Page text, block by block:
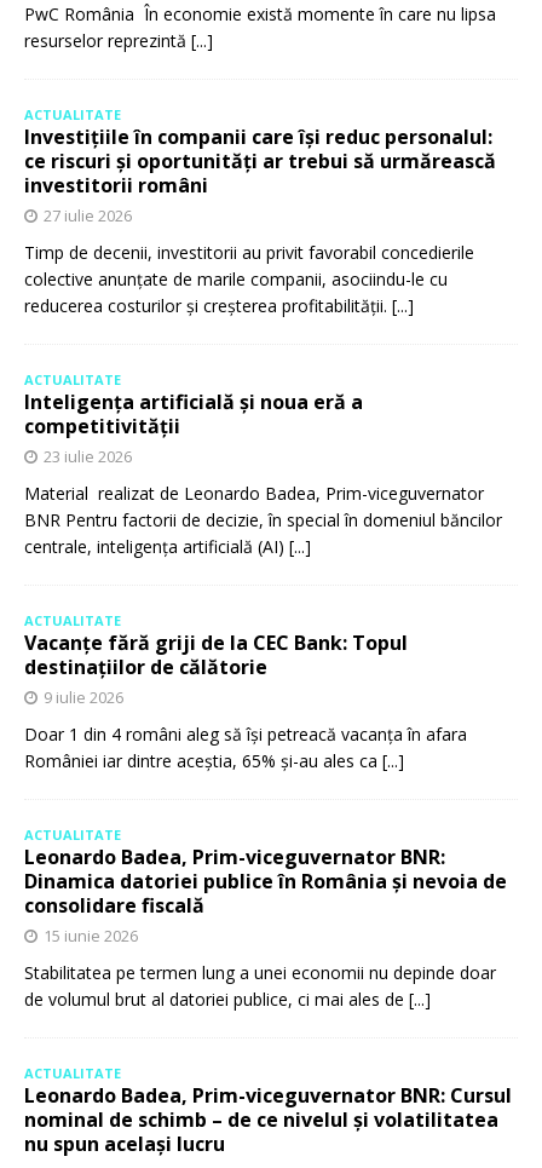
PwC România În economie există momente în care nu lipsa
resurselor reprezintă [...]
ACTUALITATE
Investițiile în companii care își reduc personalul:
ce riscuri și oportunități ar trebui să urmărească
investitorii români
27 iulie 2026
Timp de decenii, investitorii au privit favorabil concedierile
colective anunțate de marile companii, asociindu-le cu
reducerea costurilor și creșterea profitabilității. [...]
ACTUALITATE
Inteligența artificială și noua eră a
competitivității
23 iulie 2026
Material realizat de Leonardo Badea, Prim-viceguvernator
BNR Pentru factorii de decizie, în special în domeniul băncilor
centrale, inteligența artificială (AI) [...]
ACTUALITATE
Vacanțe fără griji de la CEC Bank: Topul
destinațiilor de călătorie
9 iulie 2026
Doar 1 din 4 români aleg să își petreacă vacanța în afara
României iar dintre aceștia, 65% și-au ales ca [...]
ACTUALITATE
Leonardo Badea, Prim-viceguvernator BNR:
Dinamica datoriei publice în România și nevoia de
consolidare fiscală
15 iunie 2026
Stabilitatea pe termen lung a unei economii nu depinde doar
de volumul brut al datoriei publice, ci mai ales de [...]
ACTUALITATE
Leonardo Badea, Prim-viceguvernator BNR: Cursul
nominal de schimb – de ce nivelul și volatilitatea
nu spun același lucru